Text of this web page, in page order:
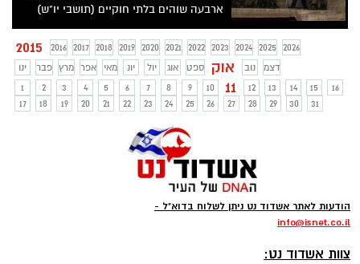
ארבעה שוהים בלתי חוקיים (תושבי יו"ש)
בגילאים שונים ואדם נוסף שהעסיק את אחד
מהם.
2015 2016 2017 2018 2019 2020 2021 2022 2023 2024 2025
2026
ינו
פבר מרץ אפר מאי יונ יול אוג ספט אוק נוב
דצמ
1
2 3 4 5 6 7 8 9 10 11 12 13 14 15
16
17
18 19 20 21 22 23 24 25 26 27 28 29 30 31
הודעות לאתר אשדוד נט ניתן לשלוח בדוא"ל -
info@isnet.co.il
צוות אשדוד נט: